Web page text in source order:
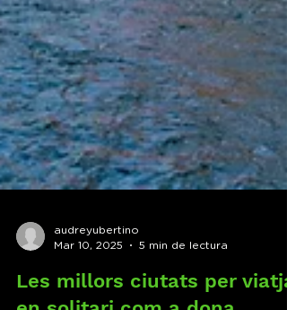
audreyubertino
5 min de lectura